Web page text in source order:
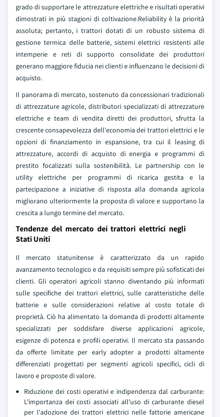
grado di supportare le attrezzature elettriche e risultati operativi
dimostrati in più stagioni di coltivazione.Reliability è la priorità
assoluta; pertanto, i trattori dotati di un robusto sistema di
gestione termica delle batterie, sistemi elettrici resistenti alle
intemperie e reti di supporto consolidate dei produttori
generano maggiore fiducia nei clienti e influenzano le decisioni di
acquisto.
Il panorama di mercato, sostenuto da concessionari tradizionali
di attrezzature agricole, distributori specializzati di attrezzature
elettriche e team di vendita diretti dei produttori, sfrutta la
crescente consapevolezza dell'economia dei trattori elettrici e le
opzioni di finanziamento in espansione, tra cui il leasing di
attrezzature, accordi di acquisto di energia e programmi di
prestito focalizzati sulla sostenibilità. Le partnership con le
utility elettriche per programmi di ricarica gestita e la
partecipazione a iniziative di risposta alla domanda agricola
migliorano ulteriormente la proposta di valore e supportano la
crescita a lungo termine del mercato.
Tendenze del mercato dei trattori elettrici negli
Stati Uniti
Il mercato statunitense è caratterizzato da un rapido
avanzamento tecnologico e da requisiti sempre più sofisticati dei
clienti. Gli operatori agricoli stanno diventando più informati
sulle specifiche dei trattori elettrici, sulle caratteristiche delle
batterie e sulle considerazioni relative al costo totale di
proprietà. Ciò ha alimentato la domanda di prodotti altamente
specializzati per soddisfare diverse applicazioni agricole,
esigenze di potenza e profili operativi. Il mercato sta passando
da offerte limitate per early adopter a prodotti altamente
differenziati progettati per segmenti agricoli specifici, cicli di
lavoro e proposte di valore.
Riduzione dei costi operativi e indipendenza dal carburante:
L'importanza dei costi associati all'uso di carburante diesel
per l'adozione dei trattori elettrici nelle fattorie americane